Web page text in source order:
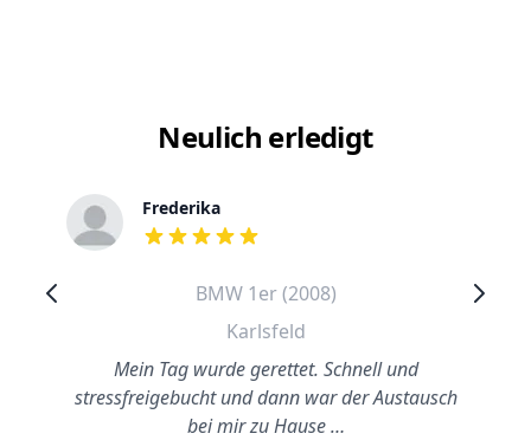
Neulich erledigt
Frederika
out of 5 stars
BMW 1er (2008)
Karlsfeld
Mein Tag wurde gerettet. Schnell und
stressfreigebucht und dann war der Austausch
bei mir zu Hause …